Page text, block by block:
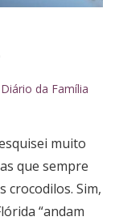
Diário da Família
muito
que sempre
crocodilos. Sim,
“andam